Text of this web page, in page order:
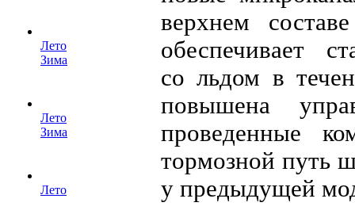
Лето
Зима
Лето
Зима
Лето
верхнем
обеспечивает
со льдом в
повышена
проведенные
тормозной путь
у предыдущей